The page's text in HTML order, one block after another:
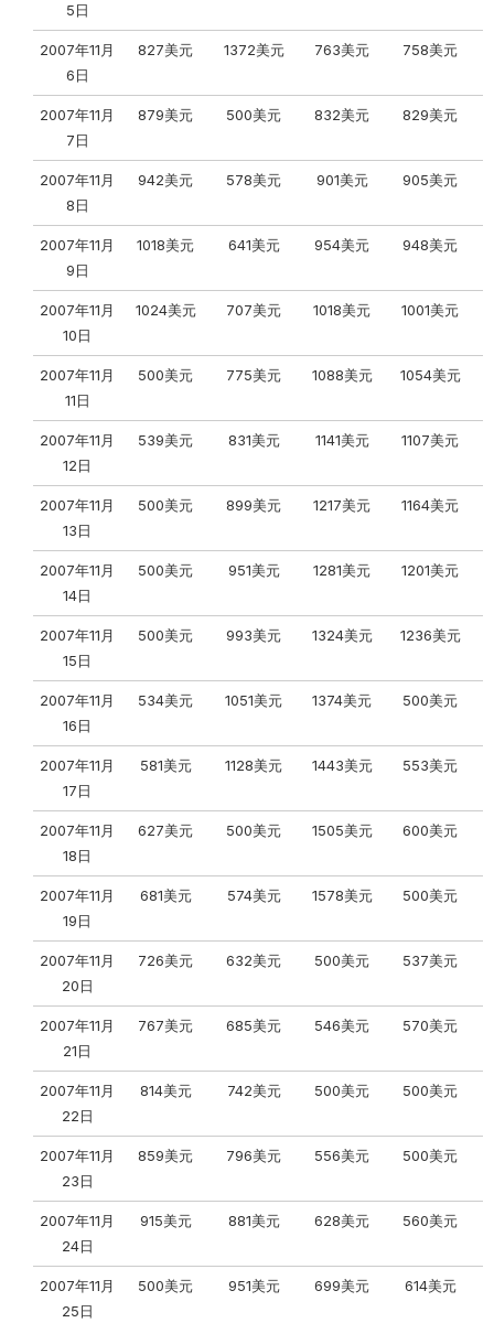
5日
2007年11月
6日
827美元 1372美元 763美元 758美元
2007年11月
7日
879美元 500美元 832美元 829美元
2007年11月
8日
942美元 578美元 901美元 905美元
2007年11月
9日
1018美元 641美元 954美元 948美元
2007年11月
10日
1024美元 707美元 1018美元 1001美元
2007年11月
11日
500美元 775美元 1088美元 1054美元
2007年11月
12日
539美元 831美元 1141美元 1107美元
2007年11月
13日
500美元 899美元 1217美元 1164美元
2007年11月
14日
500美元 951美元 1281美元 1201美元
2007年11月
15日
500美元 993美元 1324美元 1236美元
2007年11月
16日
534美元 1051美元 1374美元 500美元
2007年11月
17日
581美元 1128美元 1443美元 553美元
2007年11月
18日
627美元 500美元 1505美元 600美元
2007年11月
19日
681美元 574美元 1578美元 500美元
2007年11月
20日
726美元 632美元 500美元 537美元
2007年11月
21日
767美元 685美元 546美元 570美元
2007年11月
22日
814美元 742美元 500美元 500美元
2007年11月
23日
859美元 796美元 556美元 500美元
2007年11月
24日
915美元 881美元 628美元 560美元
2007年11月
25日
500美元 951美元 699美元 614美元